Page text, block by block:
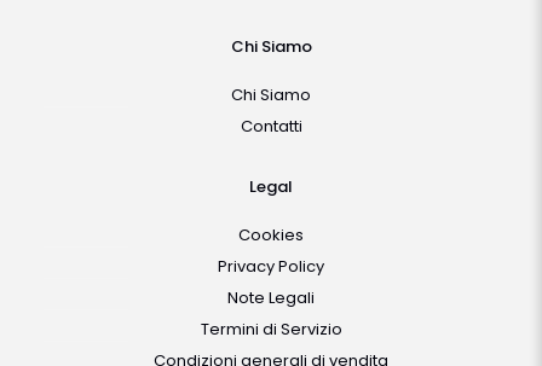
Chi Siamo
Chi Siamo
Contatti
Legal
Cookies
Privacy Policy
Note Legali
Termini di Servizio
Condizioni generali di vendita